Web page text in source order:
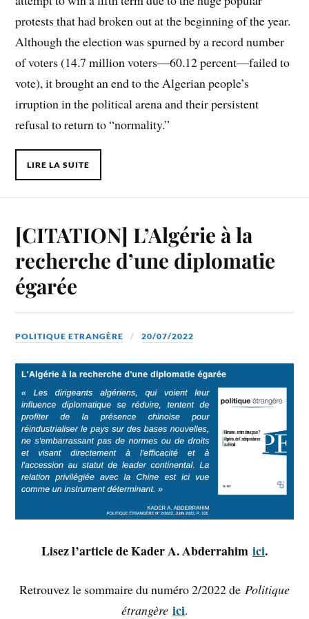
protests that had broken out at the beginning of the year.
Although the election was spurned by a record number
of voters (14.7 million voters—60.12 percent—failed to
vote), it brought an end to the Algerian people’s
irruption in the political arena and their persistent
refusal to return to “normality.”
LIRE LA SUITE
[CITATION] L’Algérie à la
recherche d’une diplomatie
égarée
POLITIQUE ETRANGÈRE 20/07/2022
Lisez l’article de Kader A. Abderrahim ici.
Retrouvez le sommaire du numéro 2/2022 de Politique
étrangère ici.